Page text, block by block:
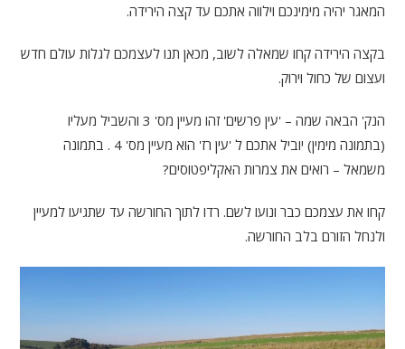
המאגר יהיה מימינכם וילווה אתכם עד קצה הירידה.
בקצה הירידה קחו שמאלה לשוב, מכאן תנו לעצמכם לגלות עולם חדש
ועצום של כחול וירוק.
הנק' הבאה שמה – 'עין פרשים' זהו מעיין מס' 3 והשביל מעליו
(בתמונה מימין) יוביל אתכם ל 'עין רז' הוא מעיין מס' 4 . בתמונה
משמאל – רואים את צמרות האקליפטוסים?
קחו את עצמכם כבר ונועו לשם. רדו לתוך החורשה עד שתגיעו למעיין
ולנחל הזורם בלב החורשה.